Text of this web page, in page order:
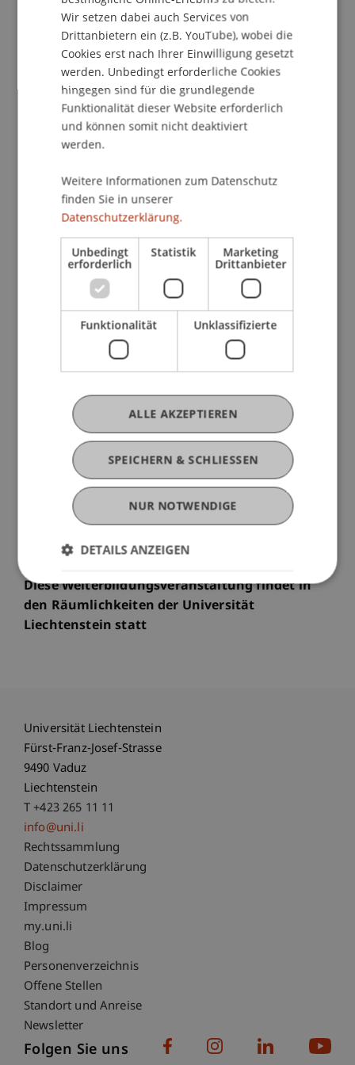
Themen)
• Blöcke (z.B. Suche, Glossar, Kalender)
• Aktivitäten (z.B. Abstimmungen, Assignments,
Tests, Wikis) und Arbeitsmaterialien (z.B. Dateien,
Textfelder, Verzeichnisse)
• Einsatz von Medien (z.B. Bilder, Audio- und
Videodateien, Flash)
• Anwendungsbeispiele
Wichtiger Hinweis
Bitte stellen Sie sicher, dass Sie zum Workshop
und Passwort für das Intranet der Universität
Liechtenstein bei sich haben. Dieser wird
erstmaligen Dozierenden mit dem Lehrauftrag
zugesandt. Falls Sie Rückfragen haben, wenden
Sie sich bitte vorab an das Informatik Helpdesk
unter +423 265 1234. Falls Sie einen eigenen
Laptop mit Wireless-Funktion haben, bringen Sie
Notebooks vorhanden.
Diese Weiterbildungsveranstaltung ist für
Lehrbeauftragte der Universität Liechtenstein
kostenlos.
Fr., 23.05.2014 / 09.00-15.00 / S4
Diese Weiterbildungsveranstaltung findet in
den Räumlichkeiten der Universität
Liechtenstein statt
Universität Liechtenstein
Fürst-Franz-Josef-Strasse
9490 Vaduz
Liechtenstein
T +423 265 11 11
info@uni.li
Fußzeile Rechtliche Hinweise
Rechtssammlung
Datenschutzerklärung
Disclaimer
Impressum
Fußzeile Subdomain-Verzeichnis
my.uni.li
Blog
Personenverzeichnis
Offene Stellen
Standort und Anreise
Newsletter
Folgen Sie uns
Wir setzen dabei auch Services von
Drittanbietern ein (z.B. YouTube), wobei die
Cookies erst nach Ihrer Einwilligung gesetzt
werden. Unbedingt erforderliche Cookies
hingegen sind für die grundlegende
Funktionalität dieser Website erforderlich
und können somit nicht deaktiviert
werden.
Weitere Informationen zum Datenschutz
finden Sie in unserer
Datenschutzerklärung.
Unbedingt
erforderlich
Statistik Marketing
Drittanbieter
Funktionalität Unklassifizierte
SPEICHERN & SCHLIESSEN
ALLE AKZEPTIEREN
NUR NOTWENDIGE
DETAILS ANZEIGEN